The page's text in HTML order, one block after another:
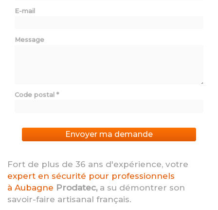
E-mail
Message
Code postal *
Envoyer ma demande
Fort de plus de 36 ans d'expérience, votre
expert en sécurité pour professionnels
à Aubagne Prodatec, a su démontrer son
savoir-faire artisanal français.